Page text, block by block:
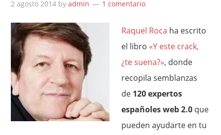
2 agosto 2014 byadmin 1 comentario
Raquel Roca ha escrito
el libro «Y este crack,
¿te suena?», donde
recopila semblanzas
de 120 expertos
españoles web 2.0 que
pueden ayudarte en tu